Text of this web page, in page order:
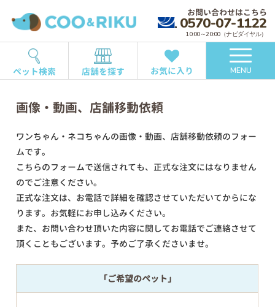
お問い合わせはこちら
0570-07-1122
10:00～20:00（ナビダイヤル）
ペット検索 店舗を探す お気に入り MENU
画像・動画、店舗移動依頼
ワンちゃん・ネコちゃんの画像・動画、店舗移動依頼のフォー
ムです。
こちらのフォームで送信されても、正式な注文にはなりません
のでご注意ください。
正式な注文は、お電話で詳細を確認させていただいてからにな
ります。お気軽にお申し込みください。
また、お問い合わせ頂いた内容に関してお電話でご連絡させて
頂くこともございます。予めご了承くださいませ。
「ご希望のペット」